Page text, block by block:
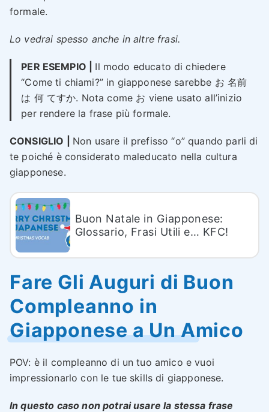
formale.
Lo vedrai spesso anche in altre frasi.
PER ESEMPIO | Il modo educato di chiedere
“Come ti chiami?” in giapponese sarebbe お 名前
は 何 てすか. Nota come お viene usato all’inizio
per rendere la frase più formale.
CONSIGLIO | Non usare il prefisso “o” quando parli di
te poiché è considerato maleducato nella cultura
giapponese.
Buon Natale in Giapponese:
Glossario, Frasi Utili e… KFC!
Fare Gli Auguri di Buon
Compleanno in
Giapponese a Un Amico
POV: è il compleanno di un tuo amico e vuoi
impressionarlo con le tue skills di giapponese.
In questo caso non potrai usare la stessa frase